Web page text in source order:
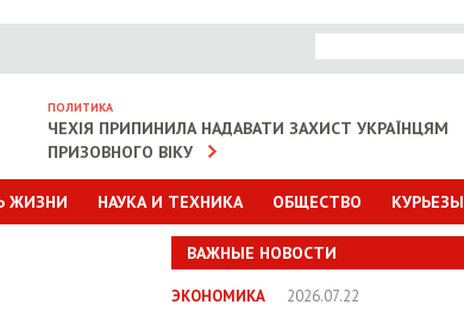
ПОЛИТИКА
ЧЕХІЯ ПРИПИНИЛА НАДАВАТИ ЗАХИСТ УКРАЇНЦЯМ
ПРИЗОВНОГО ВІКУ
ЖИЗНИ НАУКА И ТЕХНИКА ОБЩЕСТВО КУРЬЕЗЫ
ВАЖНЫЕ НОВОСТИ
ЭКОНОМИКА 2026.07.22